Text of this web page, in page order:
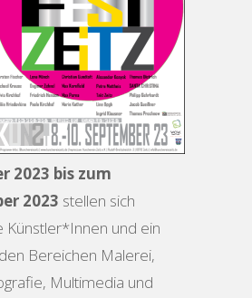
2023 bis zum
2023 stellen sich
Künstler*Innen und ein
Bereichen Malerei,
Multimedia und